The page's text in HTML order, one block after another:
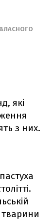
які
з них.
тварини